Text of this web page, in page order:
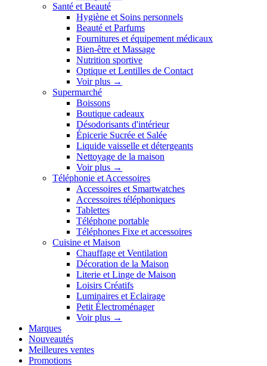
Santé et Beauté
Hygiène et Soins personnels
Beauté et Parfums
Fournitures et équipement médicaux
Bien-être et Massage
Nutrition sportive
Optique et Lentilles de Contact
Voir plus →
Supermarché
Boissons
Boutique cadeaux
Désodorisants d'intérieur
Épicerie Sucrée et Salée
Liquide vaisselle et détergeants
Nettoyage de la maison
Voir plus →
Téléphonie et Accessoires
Accessoires et Smartwatches
Accessoires téléphoniques
Tablettes
Téléphone portable
Téléphones Fixe et accessoires
Cuisine et Maison
Chauffage et Ventilation
Décoration de la Maison
Literie et Linge de Maison
Loisirs Créatifs
Luminaires et Eclairage
Petit Électroménager
Voir plus →
Marques
Nouveautés
Meilleures ventes
Promotions